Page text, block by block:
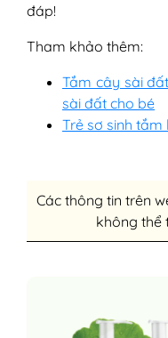
đáp!
Tham khảo thêm:
Tắm cây sài
sài đất cho bé
Trẻ sơ sinh
Các thông tin trên
không thể